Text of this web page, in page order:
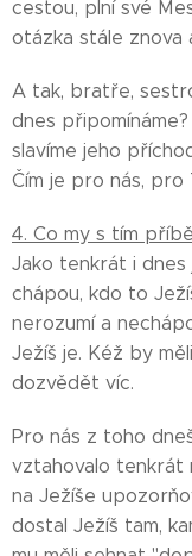
cestou, plní své
otázka stále znova
A tak, bratře,
dnes
slavíme jeho
Čím je pro nás,
4. Co my s tím
Jako tenkrát i dnes
chápou, kdo to
nerozumí a
Ježíš je. Kéž by
dozvědět víc.
Pro nás z toho
vztahovalo tenkrát
na Ježíše
dostal Ježíš tam,